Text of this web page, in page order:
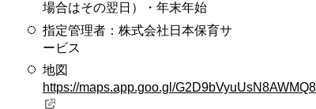
場合はその翌日）・年末年始
指定管理者：株式会社日本保育サ
ービス
地図
https://maps.app.goo.gl/G2D9bVyuUsN8AWMQ8